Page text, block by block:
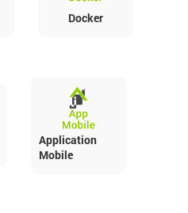
Docker
Application
Mobile